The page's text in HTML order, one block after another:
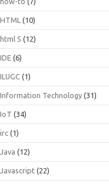
HTML (10)
html 5 (12)
IDE (6)
ILUGC (1)
Information Technology (31)
IoT (34)
irc (1)
Java (12)
Javascript (22)